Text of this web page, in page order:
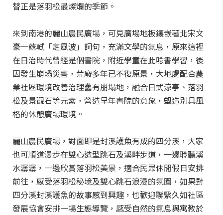
替正是落羽松最燦爛的季節。
來到南港的麗山農民廣場，可見廣場地板鑲嵌著北宋文
豪─蘇軾「定風波」詞句，充滿文學的氣息，原來這裡
在日治時代曾經是個書院，附近學童在此唸書學習，後
因發生崩塌災害，荒廢多年已不復原景，大地處配合農
業社區環境改善治理舊有崩塌地，融合日式涼亭、落羽
松及景觀石等元素，營造早年書院的意象，塑造別具風
格的休憩廣場環境。
麗山農民廣場，對面即是封溪護魚有成的四分溪，大家
也可順道漫步在雙心造型跳石及溪畔步道，一邊聆聽溪
水潺潺，一邊欣賞落羽松美景，適合民眾休閒假日安排
前往，感受落羽松秘境及雙心跳石浪漫的氛圍，如果對
四分溪封溪護魚的故事感到興趣，也歡迎聯繫久如社區
發展協會安排一場生態導覽，感受自然的氣息與寓教於